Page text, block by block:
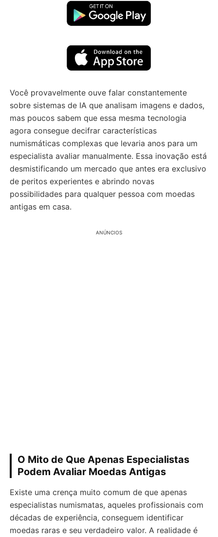
Você provavelmente ouve falar constantemente
sobre sistemas de IA que analisam imagens e dados,
mas poucos sabem que essa mesma tecnologia
agora consegue decifrar características
numismáticas complexas que levaria anos para um
especialista avaliar manualmente. Essa inovação está
desmistificando um mercado que antes era exclusivo
de peritos experientes e abrindo novas
possibilidades para qualquer pessoa com moedas
antigas em casa.
ANÚNCIOS
O Mito de Que Apenas Especialistas
Podem Avaliar Moedas Antigas
Existe uma crença muito comum de que apenas
especialistas numismatas, aqueles profissionais com
décadas de experiência, conseguem identificar
moedas raras e seu verdadeiro valor. A realidade é